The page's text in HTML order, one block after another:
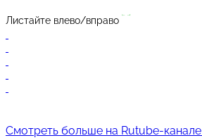
Листайте влево/вправо
Смотреть больше на Rutube-канале